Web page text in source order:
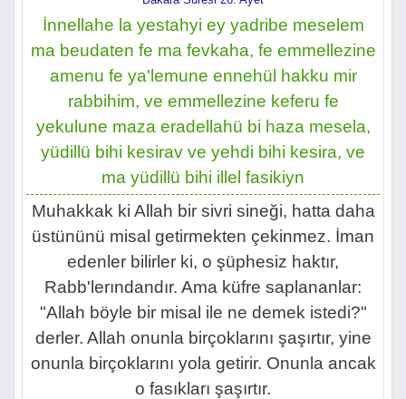
İnnellahe la yestahyi ey yadribe meselem
ma beudaten fe ma fevkaha, fe emmellezine
amenu fe ya'lemune ennehül hakku mir
rabbihim, ve emmellezine keferu fe
yekulune maza eradellahü bi haza mesela,
yüdillü bihi kesirav ve yehdi bihi kesira, ve
ma yüdillü bihi illel fasikiyn
Muhakkak ki Allah bir sivri sineği, hatta daha
üstününü misal getirmekten çekinmez. İman
edenler bilirler ki, o şüphesiz haktır,
Rabb'lerındandır. Ama küfre saplananlar:
"Allah böyle bir misal ile ne demek istedi?"
derler. Allah onunla birçoklarını şaşırtır, yine
onunla birçoklarını yola getirir. Onunla ancak
o fasıkları şaşırtır.